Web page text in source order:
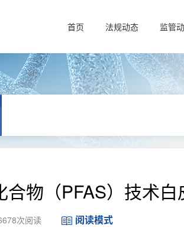
首页 法规动态 监管
合物（PFAS）技术白
次阅读 阅读模式